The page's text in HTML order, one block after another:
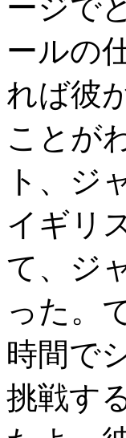
ージで
ールの
れば彼
ことが
ト、ジ
イギリ
て、ジ
った。
時間で
挑戦す